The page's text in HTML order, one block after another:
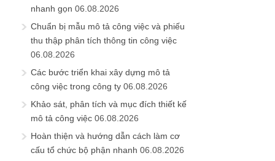
nhanh gọn 06.08.2026
Chuẩn bị mẫu mô tả công việc và phiếu
thu thập phân tích thông tin công việc
06.08.2026
Các bước triển khai xây dựng mô tả
công việc trong công ty 06.08.2026
Khảo sát, phân tích và mục đích thiết kế
mô tả công việc 06.08.2026
Hoàn thiện và hướng dẫn cách làm cơ
cấu tổ chức bộ phận nhanh 06.08.2026